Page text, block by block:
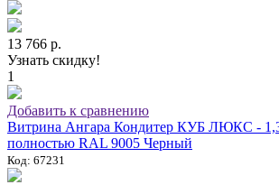
13 766 р.
Узнать скидку!
1
Добавить к сравнению
Витрина Ангара Кондитер КУБ ЛЮКС -
полностью RAL 9005 Черный
Код: 67231